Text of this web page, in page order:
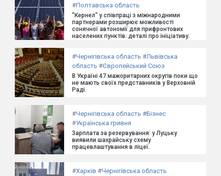
#Полтавська область
"Кернел" у співпраці з міжнародними
партнерами розширює можливості
сонячної автономії для прифронтових
населених пунктів: деталі про ініціативу.
#Чернігівська область #Львівська
область #Європейський Союз
В Україні 47 мажоритарних округів поки що
не мають своїх представників у Верховній
Раді.
#Чернігівська область #Бізнес
#Українська гривня
Зарплата за резервування: у Луцьку
виявили шахрайську схему
працевлаштування в ліцеї.
#Харків #Чернігівська область